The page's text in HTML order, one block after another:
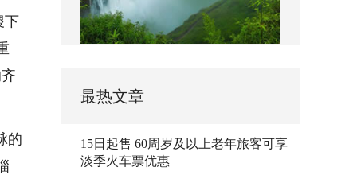
下
的
最热文章
15日起售 60周岁及以上老年旅客可享
淡季火车票优惠